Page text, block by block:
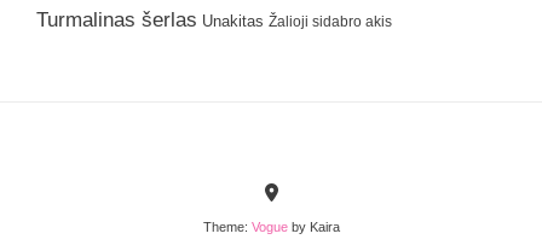
Turmalinas šerlas Unakitas Žalioji sidabro akis
Theme: Vogueby Kaira